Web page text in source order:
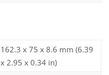
162.3 x 75 x 8.6 mm (6.39
x 2.95 x 0.34 in)